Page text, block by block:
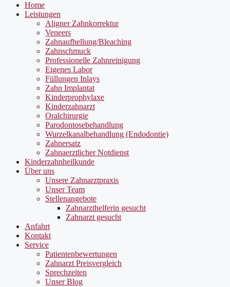
Home
Leistungen
Aligner Zahnkorrektur
Veneers
Zahnaufhellung/Bleaching
Zahnschmuck
Professionelle Zahnreinigung
Eigenes Labor
Füllungen Inlays
Zahn Implantat
Kinderprophylaxe
Kinderzahnarzt
Oralchirurgie
Parodontosebehandlung
Wurzelkanalbehandlung (Endodontie)
Zahnersatz
Zahnaerztlicher Notdienst
Kinderzahnheilkunde
Über uns
Unsere Zahnarztpraxis
Unser Team
Stellenangebote
Zahnarzthelferin gesucht
Zahnarzt gesucht
Anfahrt
Kontakt
Service
Patientenbewertungen
Zahnarzt Preisvergleich
Sprechzeiten
Unser Blog